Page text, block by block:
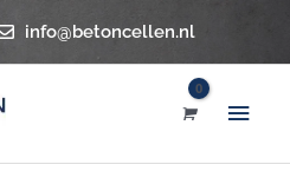
info@betoncellen.nl